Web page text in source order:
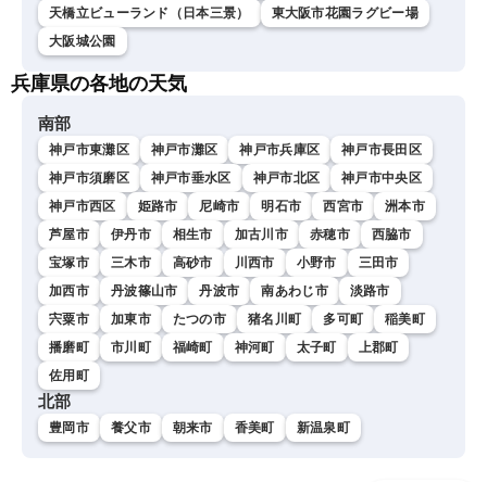
天橋立ビューランド（日本三景）
東大阪市花園ラグビー場
大阪城公園
兵庫県の各地の天気
南部
神戸市東灘区 神戸市灘区 神戸市兵庫区
神戸市長田区
神戸市須磨区
神戸市垂水区 神戸市北区
神戸市中央区
神戸市西区
姫路市 尼崎市 明石市 西宮市
洲本市
芦屋市
伊丹市 相生市 加古川市 赤穂市
西脇市
宝塚市
三木市 高砂市 川西市 小野市
三田市
加西市
丹波篠山市 丹波市 南あわじ市
淡路市
宍粟市
加東市 たつの市 猪名川町 多可町
稲美町
播磨町
市川町 福崎町 神河町 太子町
上郡町
佐用町
北部
豊岡市 養父市 朝来市 香美町 新温泉町